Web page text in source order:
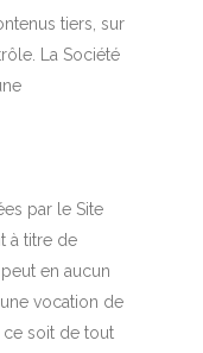
tiers, sur
La Société
par le Site
à titre de
en aucun
vocation de
soit de tout